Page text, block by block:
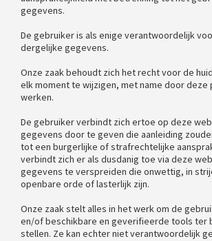
gegevens.
De gebruiker is als enige verantwoordelijk
dergelijke gegevens.
Onze zaak behoudt zich het recht voor de
elk moment te wijzigen, met name door deze
werken.
De gebruiker verbindt zich ertoe op deze
gegevens door te geven die aanleiding
tot een burgerlijke of strafrechtelijke
verbindt zich er als dusdanig toe via deze
gegevens te verspreiden die onwettig, in
openbare orde of lasterlijk zijn.
Onze zaak stelt alles in het werk om de
en/of beschikbare en geverifieerde tools ter
stellen. Ze kan echter niet verantwoordelijk